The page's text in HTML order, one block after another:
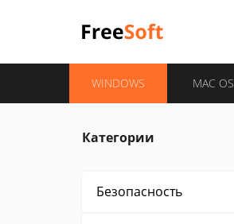
WINDOWS MAC OS
Категории
Безопасность